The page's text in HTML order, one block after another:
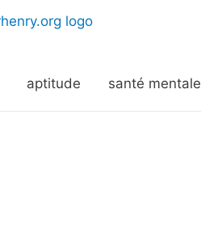
aptitude santé mentale